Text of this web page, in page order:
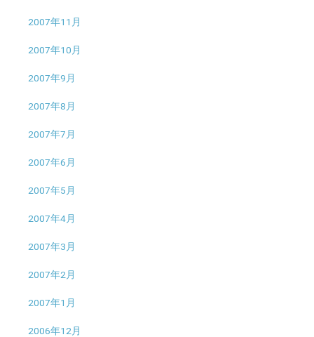
2007年11月
2007年10月
2007年9月
2007年8月
2007年7月
2007年6月
2007年5月
2007年4月
2007年3月
2007年2月
2007年1月
2006年12月